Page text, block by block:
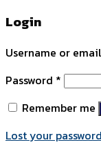
Login
Username or
Password *
Remember me
Lost your